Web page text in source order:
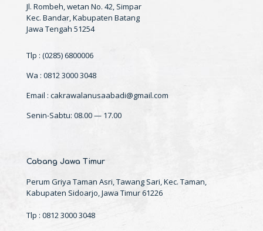
Jl. Rombeh, wetan No. 42, Simpar
Kec. Bandar, Kabupaten Batang
Jawa Tengah 51254
Tlp : (0285) 6800006
Wa : 0812 3000 3048
Email : cakrawalanusaabadi@gmail.com
Senin-Sabtu: 08.00 — 17.00
Cabang Jawa Timur
Perum Griya Taman Asri, Tawang Sari, Kec. Taman,
Kabupaten Sidoarjo, Jawa Timur 61226
Tlp : 0812 3000 3048